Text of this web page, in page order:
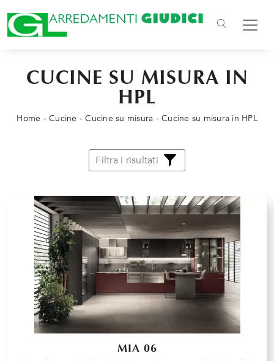
CUCINE SU MISURA IN
HPL
Home - Cucine -Cucine su misura - Cucine su misura in HPL
Filtra i risultati
MIA 06